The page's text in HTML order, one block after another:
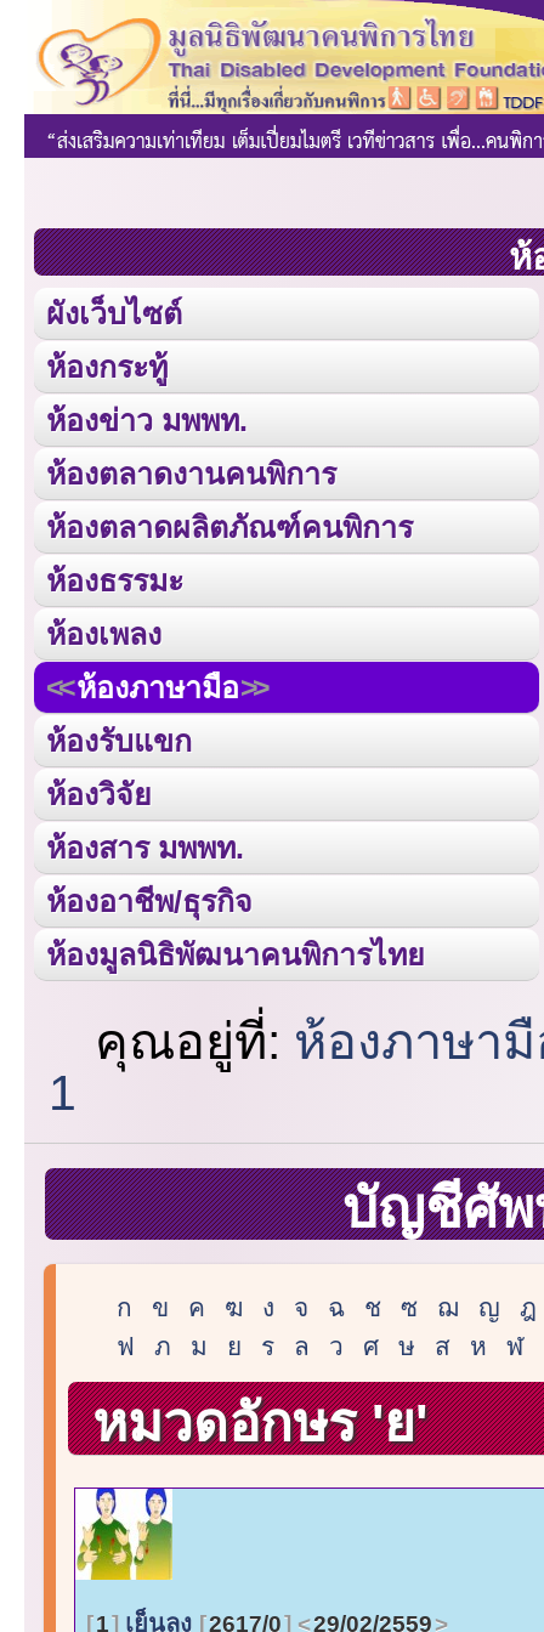
ห้
ผังเว็บไซต์
ห้องกระทู้
ห้องข่าว มพพท.
ห้องตลาดงานคนพิการ
ห้องตลาดผลิตภัณฑ์คนพิการ
ห้องธรรมะ
ห้องเพลง
ห้องภาษามือ
ห้องรับแขก
ห้องวิจัย
ห้องสาร มพพท.
ห้องอาชีพ/ธุรกิจ
ห้องมูลนิธิพัฒนาคนพิการไทย
คุณอยู่ที่: ห้องภาษา
1
บัญชีศัพ
ก ข ค ฆ ง จ ฉ ช ซ ฌ ญ
ฎ
ฟ
ภ ม ย ร ล ว ศ ษ ส ห ฬ
หมวดอักษร 'ย'
1 เย็นลง 2617/0 29/02/2559